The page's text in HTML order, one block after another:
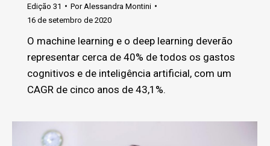
Edição 31 Por Alessandra Montini
16 de setembro de 2020
O machine learning e o deep learning deverão
representar cerca de 40% de todos os gastos
cognitivos e de inteligência artificial, com um
CAGR de cinco anos de 43,1%.